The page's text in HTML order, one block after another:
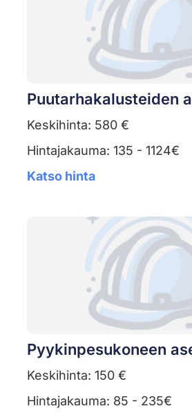
Puutarhakalusteiden
Keskihinta: 580 €
Hintajakauma: 135 - 1124€
Katso hinta
Pyykinpesukoneen
Keskihinta: 150 €
Hintajakauma: 85 - 235€